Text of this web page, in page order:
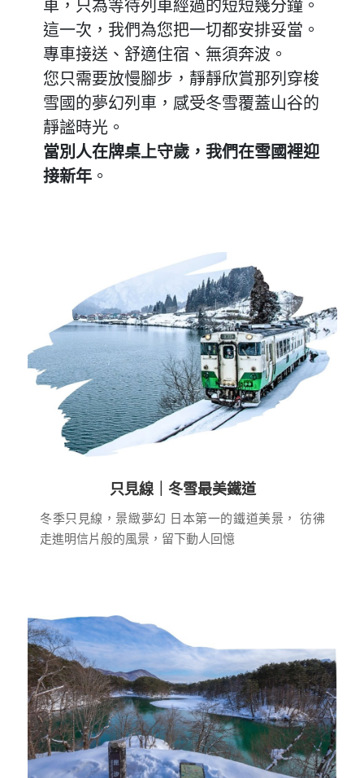
車，只為等待列車經過的短短幾分鐘。
這一次，我們為您把一切都安排妥當。
專車接送、舒適住宿、無須奔波。
您只需要放慢腳步，靜靜欣賞那列穿梭
雪國的夢幻列車，感受冬雪覆蓋山谷的
靜謐時光。
當別人在牌桌上守歲，我們在雪國裡迎
接新年。
只見線｜冬雪最美鐵道
冬季只見線，景緻夢幻 日本第一的鐵道美景，
彷彿
走進明信片般的風景，留下動人回憶